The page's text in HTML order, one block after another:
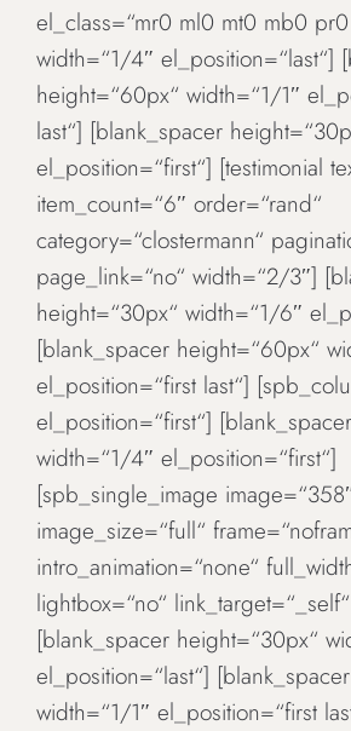
el_class=“mr0 ml0 mt0 mb0
width=“1/4″ el_position=“last“]
height=“60px“ width=“1/1″
last“] [blank_spacer
el_position=“first“] [testimonial
item_count=“6″ order=“rand“
category=“clostermann“
page_link=“no“ width=“2/3″]
height=“30px“ width=“1/6″
[blank_spacer height=“60px“
el_position=“first last“]
el_position=“first“]
width=“1/4″ el_position=“first“]
[spb_single_image
image_size=“full“
intro_animation=“none“
lightbox=“no“
[blank_spacer height=“30px“
el_position=“last“]
width=“1/1″ el_position=“first